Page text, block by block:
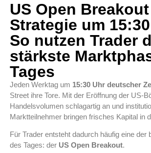
US Open Breakout
Strategie um
So nutzen Trader
stärkste
Tages
Jeden Werktag um 15:30 Uhr deutscher
Street ihre Tore. Mit der Eröffnung der US-
Handelsvolumen schlagartig an und
Marktteilnehmer bringen frisches Kapital in
Für Trader entsteht dadurch häufig eine der
des Tages: der US Open Breakout.